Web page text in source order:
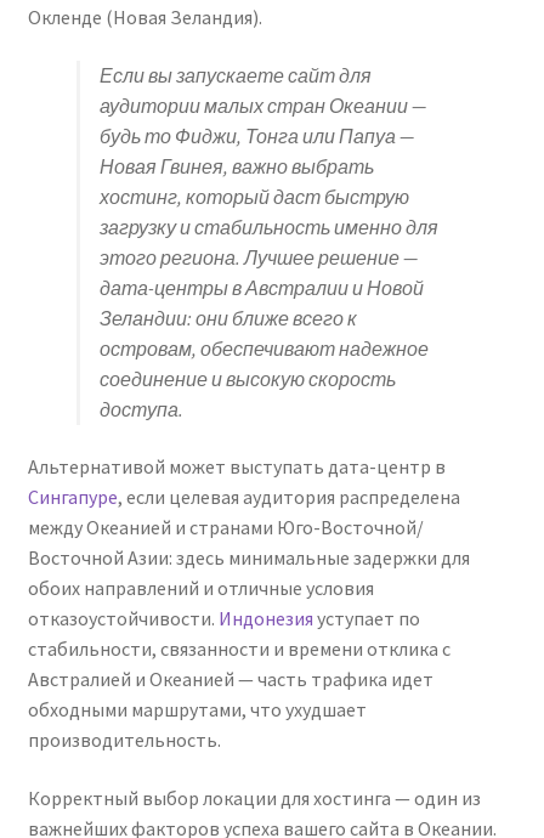
Окленде (Новая Зеландия).
Если вы запускаете сайт для
аудитории малых стран Океании —
будь то Фиджи, Тонга или Папуа —
Новая Гвинея, важно выбрать
хостинг, который даст быструю
загрузку и стабильность именно для
этого региона. Лучшее решение —
дата-центры в Австралии и Новой
Зеландии: они ближе всего к
островам, обеспечивают надежное
соединение и высокую скорость
доступа.
Альтернативой может выступать дата-центр в
Сингапуре, если целевая аудитория распределена
между Океанией и странами Юго-Восточной/
Восточной Азии: здесь минимальные задержки для
обоих направлений и отличные условия
отказоустойчивости. Индонезия уступает по
стабильности, связанности и времени отклика с
Австралией и Океанией — часть трафика идет
обходными маршрутами, что ухудшает
производительность.
Корректный выбор локации для хостинга — один из
важнейших факторов успеха вашего сайта в Океании.